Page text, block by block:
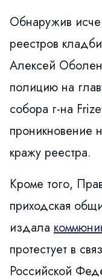
Обнаружив
реестров
Алексей
полицию на
собора г-на
проникновение
кражу реестра.
Кроме того,
приходская
издала
протестует в
Российской